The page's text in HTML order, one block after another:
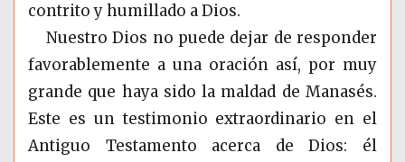
contrito y humillado a Dios.
Nuestro Dios no puede dejar de responder
favorablemente a una oración así, por muy
grande que haya sido la maldad de Manasés.
Este es un testimonio extraordinario en el
Antiguo Testamento acerca de Dios: él